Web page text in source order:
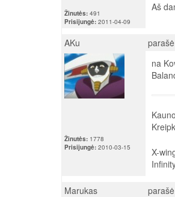
Žinutės: 491
Prisijungė: 2011-04-09
Aš
AKu
Žinutės: 1778
Prisijungė: 2010-03-15
na
X-
Marukas